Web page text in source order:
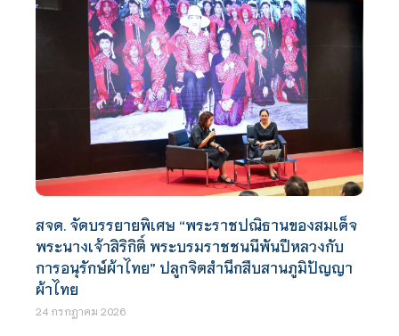
สจด. จัดบรรยายพิเศษ “พระราชปณิธานของสมเด็จ
พระนางเจ้าสิริกิติ์ พระบรมราชชนนีพันปีหลวงกับ
การอนุรักษ์ผ้าไทย” ปลูกจิตสำนึกสืบสานภูมิปัญญา
ผ้าไทย
24 กรกฎาคม 2026